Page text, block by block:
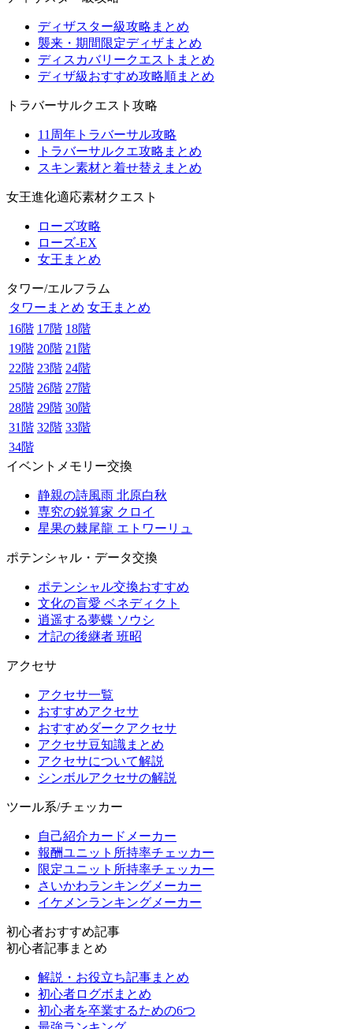
ディザスター級攻略まとめ
襲来・期間限定ディザまとめ
ディスカバリークエストまとめ
ディザ級おすすめ攻略順まとめ
トラバーサルクエスト攻略
11周年トラバーサル攻略
トラバーサルクエ攻略まとめ
スキン素材と着せ替えまとめ
女王進化適応素材クエスト
ローズ攻略
ローズ-EX
女王まとめ
タワー/エルフラム
タワーまとめ 女王まとめ
16階 17階 18階
19階 20階 21階
22階 23階 24階
25階 26階 27階
28階 29階 30階
31階 32階 33階
34階
イベントメモリー交換
静親の詩風雨 北原白秋
専究の鋭算家 クロイ
星果の棘尾龍 エトワーリュ
ポテンシャル・データ交換
ポテンシャル交換おすすめ
文化の盲愛 ベネディクト
逍遥する夢蝶 ソウシ
才記の後継者 班昭
アクセサ
アクセサ一覧
おすすめアクセサ
おすすめダークアクセサ
アクセサ豆知識まとめ
アクセサについて解説
シンボルアクセサの解説
ツール系/チェッカー
自己紹介カードメーカー
報酬ユニット所持率チェッカー
限定ユニット所持率チェッカー
さいかわランキングメーカー
イケメンランキングメーカー
初心者おすすめ記事
初心者記事まとめ
解説・お役立ち記事まとめ
初心者ログボまとめ
初心者を卒業するための6つ